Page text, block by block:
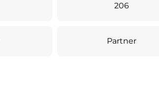
206
Partner